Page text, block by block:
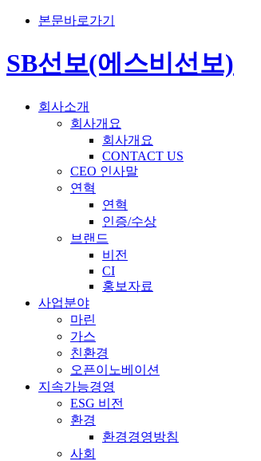
본문바로가기
SB선보(에스비선보)
회사소개
회사개요
회사개요
CONTACT US
CEO 인사말
연혁
연혁
인증/수상
브랜드
비전
CI
홍보자료
사업분야
마린
가스
친환경
오픈이노베이션
지속가능경영
ESG 비전
환경
환경경영방침
사회